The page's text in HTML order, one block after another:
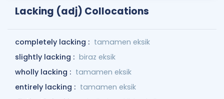
Lacking (adj) Collocations
completely lacking : tamamen eksik
slightly lacking : biraz eksik
wholly lacking : tamamen eksik
entirely lacking : tamamen eksik